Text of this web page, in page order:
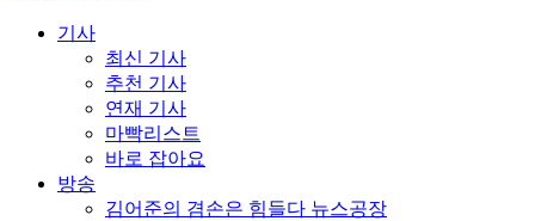
기사
최신 기사
추천 기사
연재 기사
마빡리스트
바로 잡아요
방송
김어준의 겸손은 힘들다 뉴스공장